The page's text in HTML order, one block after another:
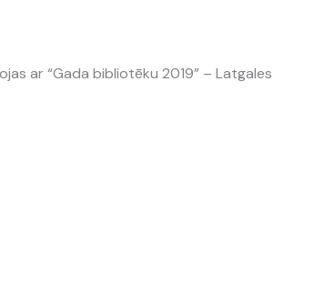
ar “Gada bibliotēku 2019” – Latgales